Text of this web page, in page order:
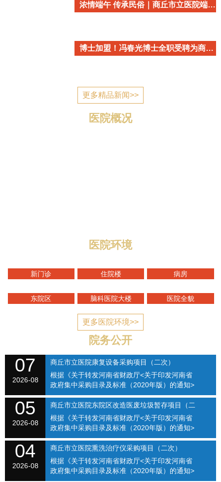
浓情端午 传承民俗｜商丘市立医院端午民俗主题活动温情开启
博士加盟！冯春光博士全职受聘为商丘市立医院心血管内科学术带头人
更多精品新闻>>
医院概况
医院环境
新门诊 住院楼 病房
东院区 脑科医院大楼 医院全貌
更多医院环境>>
院务公开
07
2026-08
商丘市立医院康复设备采购项目（二次）
SQSLYY2026-074
根据《关于转发河南省财政厅<关于印发河南省
政府集中采购目录及标准（2020年版）的通知>
的通知》（商财购〔2020〕1号）和《商丘市立
医院关于修订招标采购流程的通知》（商立院字
【2021】...
05
2026-08
商丘市立医院东院区改造医废垃圾暂存项目（二
次）（SQSLYY2026-075）
根据《关于转发河南省财政厅<关于印发河南省
政府集中采购目录及标准（2020年版）的通知>
的通知》（商财购〔2020〕1号）和《商丘市立
医院关于修订招标采购流程的通知》（商立院字
【2021】...
04
2026-08
商丘市立医院熏洗治疗仪采购项目（二次）
（SQSLYY2026-076）
根据《关于转发河南省财政厅<关于印发河南省
政府集中采购目录及标准（2020年版）的通知>